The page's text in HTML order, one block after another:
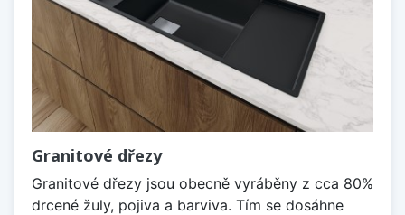
Granitové dřezy
Granitové dřezy jsou obecně vyráběny z cca 80%
drcené žuly, pojiva a barviva. Tím se dosáhne